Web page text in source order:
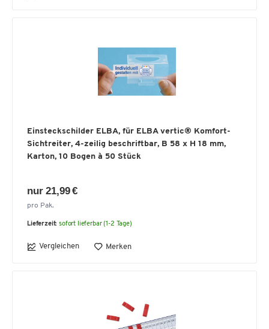
Einsteckschilder ELBA, für ELBA vertic® Komfort-
Sichtreiter, 4-zeilig beschriftbar, B 58 x H 18 mm,
Karton, 10 Bogen à 50 Stück
nur 21,99 €
pro Pak.
Lieferzeit: sofort lieferbar (1-2 Tage)
Vergleichen Merken